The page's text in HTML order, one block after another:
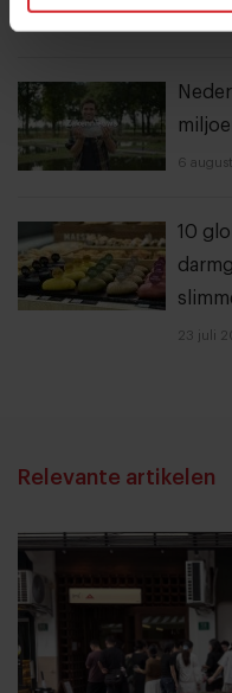
6
10
23 juli
Relevante artikelen